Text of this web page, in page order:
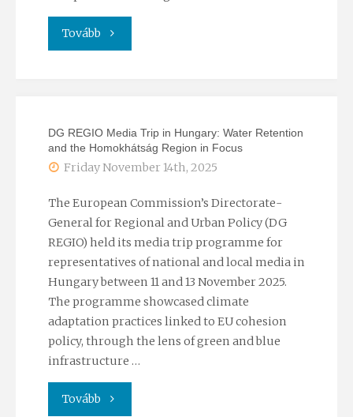
Live
Groundwater
and
the
NaBa-
MAR®
Innovation"
Tovább "Climate
ESG
in
Practice:
ESRS
E1
from
an
Perspective"
DG REGIO Media Trip in Hungary: Water Retention
and the Homokhátság Region in Focus
Friday November 14th, 2025
The European Commission’s Directorate-
General for Regional and Urban Policy (DG
REGIO) held its media trip programme for
representatives of national and local media in
Hungary between 11 and 13 November 2025.
The programme showcased climate
adaptation practices linked to EU cohesion
policy, through the lens of green and blue
infrastructure …
Tovább "DG